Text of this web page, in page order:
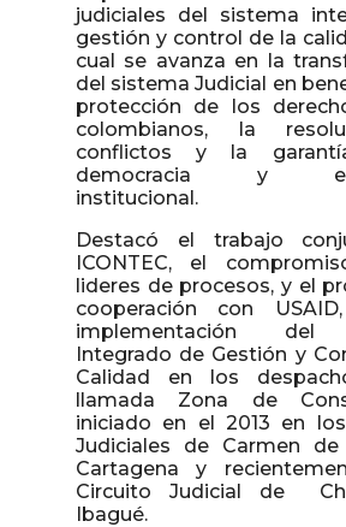
judiciales del sistema
gestión y control de la
cual se avanza en la
del sistema Judicial en
protección de los
colombianos, la
conflictos y la
democracia y
institucional.
Destacó el trabajo
ICONTEC, el
lideres de procesos, y el
cooperación con
implementación del
Integrado de Gestión y
Calidad en los
llamada Zona de
iniciado en el 2013 en
Judiciales de Carmen
Cartagena y
Circuito Judicial de
Ibagué.